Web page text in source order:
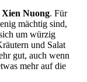
Xien Nuong. Für
mächtig sind,
um würzig
und Salat
gut, auch wenn
mehr auf die